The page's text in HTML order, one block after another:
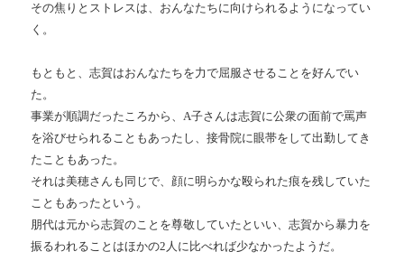
その焦りとストレスは、おんなたちに向けられるようになってい
く。
もともと、志賀はおんなたちを力で屈服させることを好んでい
た。
事業が順調だったころから、A子さんは志賀に公衆の面前で罵声
を浴びせられることもあったし、接骨院に眼帯をして出勤してき
たこともあった。
それは美穂さんも同じで、顔に明らかな殴られた痕を残していた
こともあったという。
朋代は元から志賀のことを尊敬していたといい、志賀から暴力を
振るわれることはほかの2人に比べれば少なかったようだ。